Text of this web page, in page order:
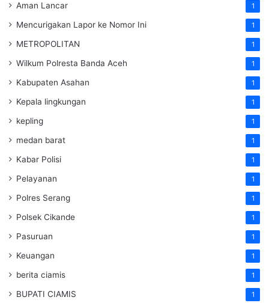
Aman Lancar 1
Mencurigakan Lapor ke Nomor Ini 1
METROPOLITAN 1
Wilkum Polresta Banda Aceh 1
Kabupaten Asahan 1
Kepala lingkungan 1
kepling 1
medan barat 1
Kabar Polisi 1
Pelayanan 1
Polres Serang 1
Polsek Cikande 1
Pasuruan 1
Keuangan 1
berita ciamis 1
BUPATI CIAMIS 1